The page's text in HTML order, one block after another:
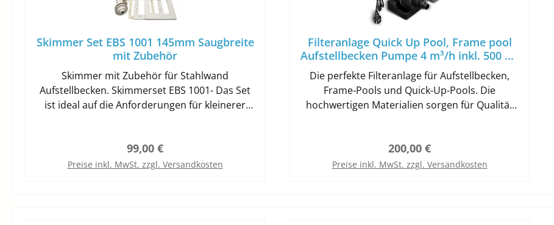
Skimmer Set EBS 1001 145mm Saugbreite
mit Zubehör
Skimmer mit Zubehör für Stahlwand
Aufstellbecken. Skimmerset EBS 1001- Das Set
ist ideal auf die Anforderungen für kleinerer
einem 1,5 Zoll (Innengewinde) Anschluss. Der
Skimmer ist für Stahlwandbecken geeignet. Die
Regulärer Preis:
99,00 €
Preise inkl. MwSt. zzgl. Versandkosten
Filteranlage Quick Up Pool, Frame pool
Aufstellbecken Pumpe 4 m³/h inkl. 500 gr.
Filterbälle
Die perfekte Filteranlage für Aufstellbecken,
Frame-Pools und Quick-Up-Pools. Die
hochwertigen Materialien sorgen für Qualität
einem 4-Wege-Top-Mount-Ventil
ausgestattet. Die Zentrale der Poolinstallation!
Regulärer Preis:
200,00 €
Preise inkl. MwSt. zzgl. Versandkosten